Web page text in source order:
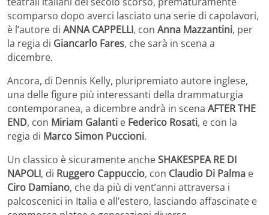
scomparso dopo averci lasciato una serie di capolavori,
è l’autore di ANNA CAPPELLI, con Anna Mazzantini, per
la regia di Giancarlo Fares, che sarà in scena a
dicembre.
Ancora, di Dennis Kelly, pluripremiato autore inglese,
una delle figure più interessanti della drammaturgia
contemporanea, a dicembre andrà in scena AFTER THE
END, con Miriam Galanti e Federico Rosati, e con la
regia di Marco Simon Puccioni.
Un classico è sicuramente ancheSHAKESPEA RE DI
NAPOLI, di Ruggero Cappuccio, con Claudio Di Palma e
Ciro Damiano, che da più di vent’anni attraversa i
palcoscenici in Italia e all’estero, lasciando affascinate e